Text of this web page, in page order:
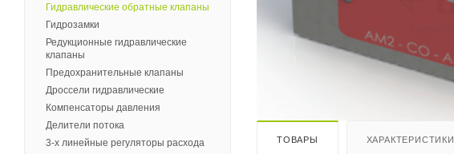
ТОВАРЫ ХАРАКТЕРИСТИКИ
Гидравлические обратные клапаны
Гидрозамки
Редукционные гидравлические
клапаны
Предохранительные клапаны
Дроссели гидравлические
Компенсаторы давления
Делители потока
3-х линейные регуляторы расхода